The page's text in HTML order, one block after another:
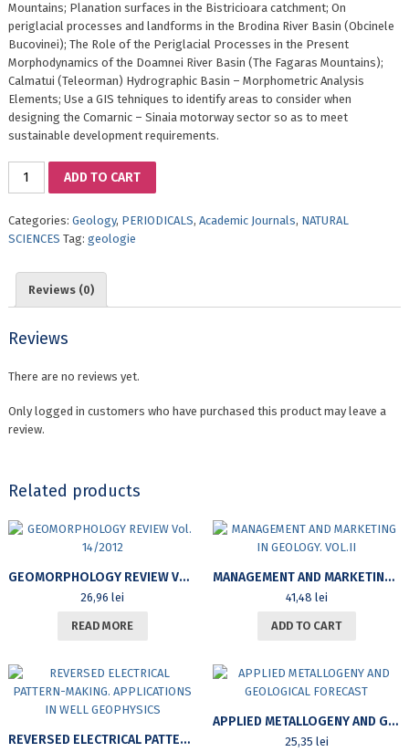
Mountains; Planation surfaces in the Bistricioara catchment; On
periglacial processes and landforms in the Brodina River Basin (Obcinele
Bucovinei); The Role of the Periglacial Processes in the Present
Morphodynamics of the Doamnei River Basin (The Fagaras Mountains);
Calmatui (Teleorman) Hydrographic Basin – Morphometric Analysis
Elements; Use a GIS tehniques to identify areas to consider when
designing the Comarnic – Sinaia motorway sector so as to meet
sustainable development requirements.
GEOMORPHOLOGY
13/2011
quantity
ADD TO CART
Categories: Geology, PERIODICALS, Academic Journals, NATURAL
SCIENCES Tag: geologie
Reviews (0)
Reviews
There are no reviews yet.
Only logged in customers who have purchased this product may leave a
review.
Related products
GEOMORPHOLOGY REVIEW VOL. 14/2012
26,96lei
READ MORE
MANAGEMENT AND MARKETING IN GEOLOGY. VOL.II
41,48 lei
ADD TO CART
REVERSED ELECTRICAL PATTERN-MAKING. APPLICATIONS IN WELL GEOPHYSICS
APPLIED METALLOGENY AND GEOLOGICAL FORECAST
25,35 lei